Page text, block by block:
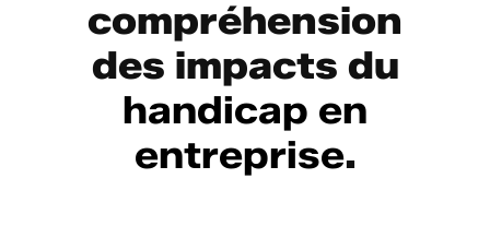
compréhension
des impacts du
handicap en
entreprise.